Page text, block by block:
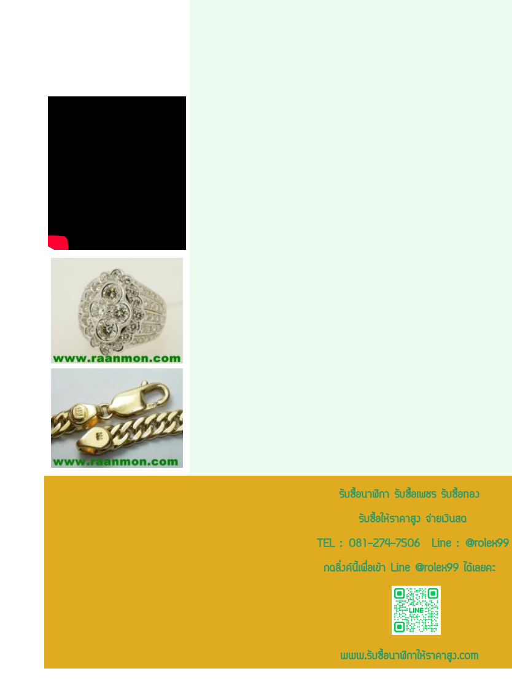
รับซื้อนาฬิกา รับซื้อเพชร รับซื้อทอง
รับซื้อให้ราคาสูง จ่ายเงินสด
TEL : 081-274-7506Line : @rolex99
กดลิ่งค์นี้เพื่อเข้า Line @rolex99 ได้เลยคะ
www.รับซื้อนาฬิกาให้ราคาสูง.com